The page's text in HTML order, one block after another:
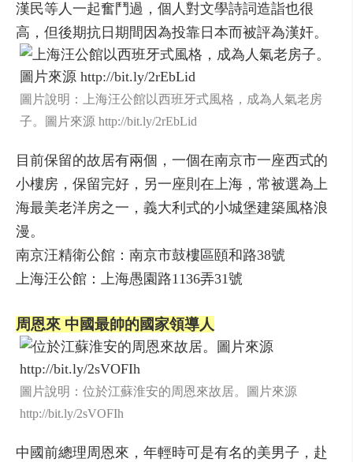
漢民等人一起奮鬥過，個人對文學詩詞造詣也很
高，但後期抗日期間因為投靠日本而被評為漢奸。
圖片說明：上海汪公館以西班牙式風格，成為人氣老房
子。圖片來源 http://bit.ly/2rEbLid
目前保留的故居有兩個，一個在南京市一座西式的
小樓房，保留完好，另一座則在上海，常被選為上
海最美老洋房之一，義大利式的小城堡建築風格浪
漫。
南京汪精衛公館：南京市鼓樓區頤和路38號
上海汪公館：上海愚園路1136弄31號
周恩來 中國最帥的國家領導人
圖片說明：位於江蘇淮安的周恩來故居。圖片來源
http://bit.ly/2sVOFIh
中國前總理周恩來，年輕時可是有名的美男子，赴